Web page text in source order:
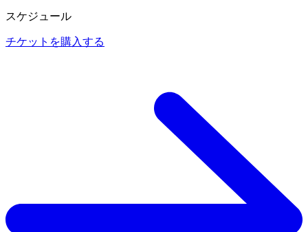
スケジュール
チケットを購入する